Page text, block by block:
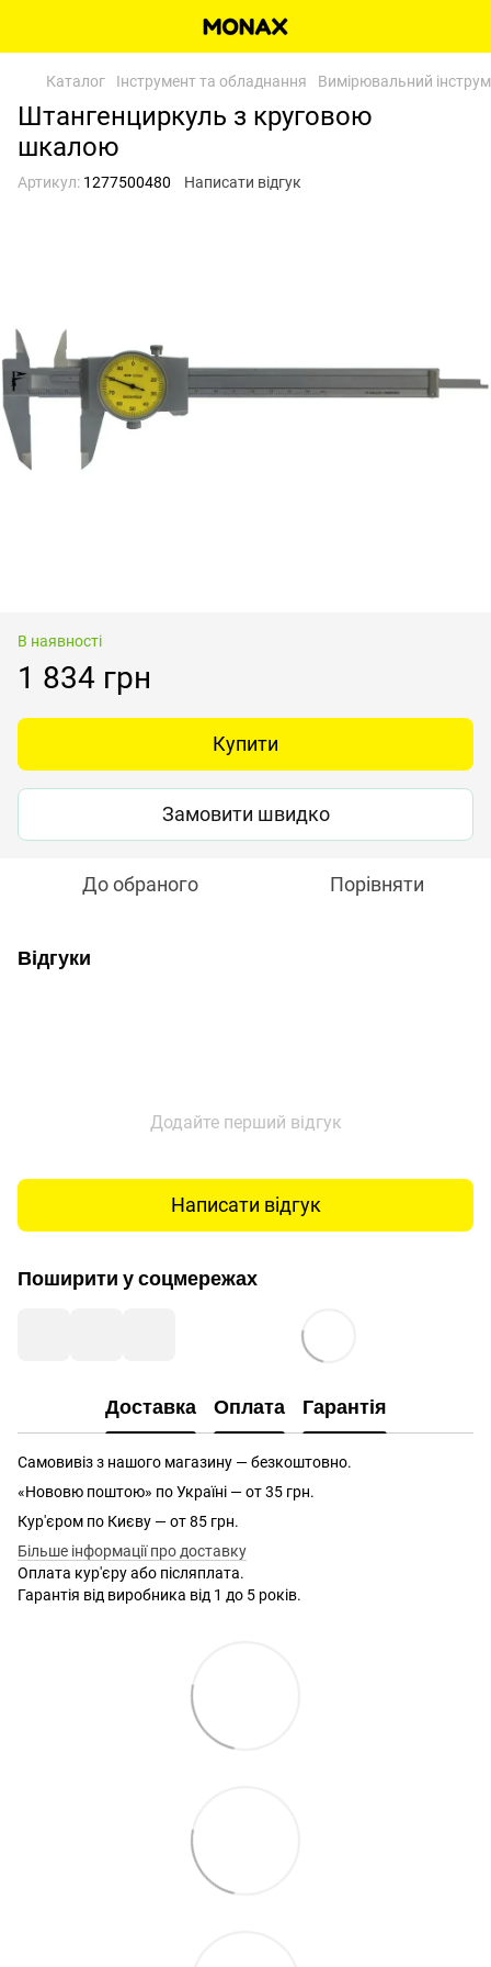
Каталог Інструмент та обладнання Вимірювальний
Штангенциркуль з круговою
шкалою
Артикул: 1277500480 Написати відгук
В наявності
1 834 грн
Купити
Замовити швидко
До обраного Порівняти
Відгуки
Додайте перший відгук
Написати відгук
Поширити у соцмережах
Доставка Оплата Гарантія
Самовивіз з нашого магазину — безкоштовно.
«Нововю поштою» по Україні — от 35 грн.
Кур'єром по Києву — от 85 грн.
Більше інформації про доставку
Оплата кур'єру або післяплата.
Гарантія від виробника від 1 до 5 років.